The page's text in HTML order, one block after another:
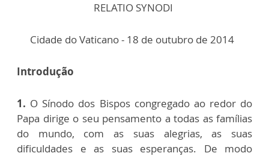
RELATIO SYNODI
Cidade do Vaticano - 18 de outubro de 2014
Introdução
1. O Sínodo dos Bispos congregado ao redor do
Papa dirige o seu pensamento a todas as famílias
do mundo, com as suas alegrias, as suas
dificuldades e as suas esperanças. De modo